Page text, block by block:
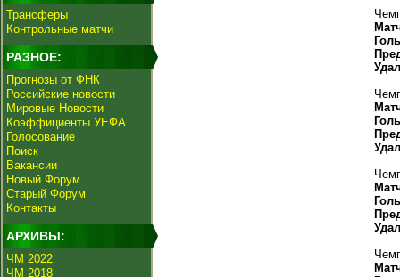
Трансферы
Контрольные матчи
РАЗНОЕ:
Прогнозы от ФНК
Российские новости
Мировые Новости
Коэффициенты УЕФА
Голосование
Поиск
Вакансии
Новый Форум
Старый Форум
Контакты
АРХИВЫ:
ЧМ 2022
ЧМ 2018